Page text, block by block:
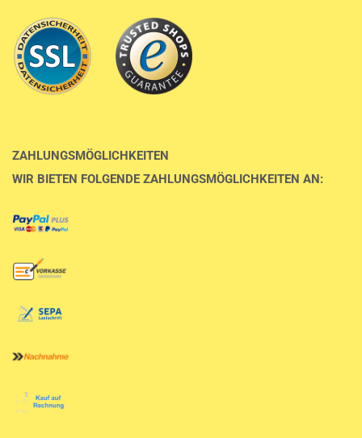
ZAHLUNGSMÖGLICHKEITEN
WIR BIETEN FOLGENDE ZAHLUNGSMÖGLICHKEITEN AN: